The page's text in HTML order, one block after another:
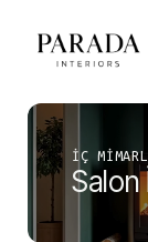
content
İÇ
Salon